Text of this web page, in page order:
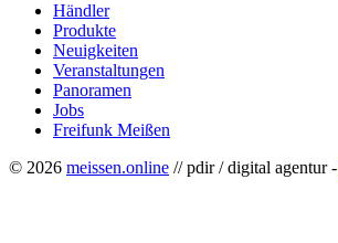
Händler
Produkte
Neuigkeiten
Veranstaltungen
Panoramen
Jobs
Freifunk Meißen
© 2026 meissen.online // pdir / digital agentur -